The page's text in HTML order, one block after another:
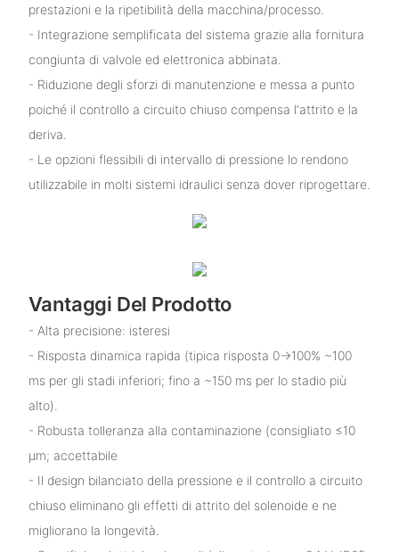
prestazioni e la ripetibilità della macchina/processo.
- Integrazione semplificata del sistema grazie alla fornitura
congiunta di valvole ed elettronica abbinata.
- Riduzione degli sforzi di manutenzione e messa a punto
poiché il controllo a circuito chiuso compensa l'attrito e la
deriva.
- Le opzioni flessibili di intervallo di pressione lo rendono
utilizzabile in molti sistemi idraulici senza dover riprogettare.
Vantaggi Del Prodotto
- Alta precisione: isteresi
- Risposta dinamica rapida (tipica risposta 0→100% ~100
ms per gli stadi inferiori; fino a ~150 ms per lo stadio più
alto).
- Robusta tolleranza alla contaminazione (consigliato ≤10
µm; accettabile
- Il design bilanciato della pressione e il controllo a circuito
chiuso eliminano gli effetti di attrito del solenoide e ne
migliorano la longevità.